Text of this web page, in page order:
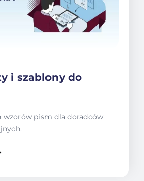
i szablony do
pism dla doradców